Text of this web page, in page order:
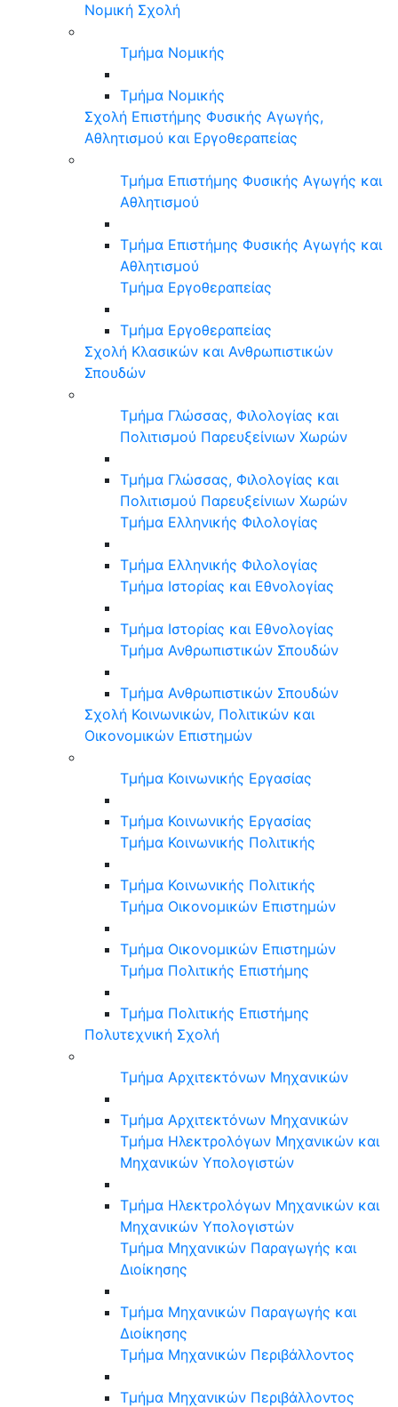
Νομική Σχολή
Τμήμα Νομικής
Τμήμα Νομικής
Σχολή Επιστήμης Φυσικής Αγωγής,
Αθλητισμού και Εργοθεραπείας
Τμήμα Επιστήμης Φυσικής Αγωγής και
Αθλητισμού
Τμήμα Επιστήμης Φυσικής Αγωγής και
Αθλητισμού
Τμήμα Εργοθεραπείας
Τμήμα Εργοθεραπείας
Σχολή Κλασικών και Ανθρωπιστικών
Σπουδών
Τμήμα Γλώσσας, Φιλολογίας και
Πολιτισμού Παρευξείνιων Χωρών
Τμήμα Γλώσσας, Φιλολογίας και
Πολιτισμού Παρευξείνιων Χωρών
Τμήμα Ελληνικής Φιλολογίας
Τμήμα Ελληνικής Φιλολογίας
Τμήμα Ιστορίας και Εθνολογίας
Τμήμα Ιστορίας και Εθνολογίας
Τμήμα Ανθρωπιστικών Σπουδών
Τμήμα Ανθρωπιστικών Σπουδών
Σχολή Κοινωνικών, Πολιτικών και
Οικονομικών Επιστημών
Τμήμα Κοινωνικής Εργασίας
Τμήμα Κοινωνικής Εργασίας
Τμήμα Κοινωνικής Πολιτικής
Τμήμα Κοινωνικής Πολιτικής
Τμήμα Οικονομικών Επιστημών
Τμήμα Οικονομικών Επιστημών
Τμήμα Πολιτικής Επιστήμης
Τμήμα Πολιτικής Επιστήμης
Πολυτεχνική Σχολή
Τμήμα Αρχιτεκτόνων Μηχανικών
Τμήμα Αρχιτεκτόνων Μηχανικών
Τμήμα Ηλεκτρολόγων Μηχανικών και
Μηχανικών Υπολογιστών
Τμήμα Ηλεκτρολόγων Μηχανικών και
Μηχανικών Υπολογιστών
Τμήμα Μηχανικών Παραγωγής και
Διοίκησης
Τμήμα Μηχανικών Παραγωγής και
Διοίκησης
Τμήμα Μηχανικών Περιβάλλοντος
Τμήμα Μηχανικών Περιβάλλοντος